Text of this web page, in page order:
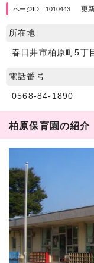
ページID 1010443 更
所在地
春日井市柏原町5丁
電話番号
0568-84-1890
柏原保育園の紹介